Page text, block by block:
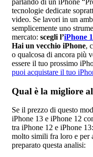
tecnologie dedicate
video. Se lavori in un
semplicemente uno
mercato: scegli l’iPhone
Hai un vecchio iPhone,
o qualcosa di ancora più
essere il tuo prossimo
puoi acquistare il tuo
Qual è la migliore
Se il prezzo di questo
iPhone 13 e iPhone 12
tra iPhone 12 e iPhone
molto simili fra loro e per
preparato questa analisi: